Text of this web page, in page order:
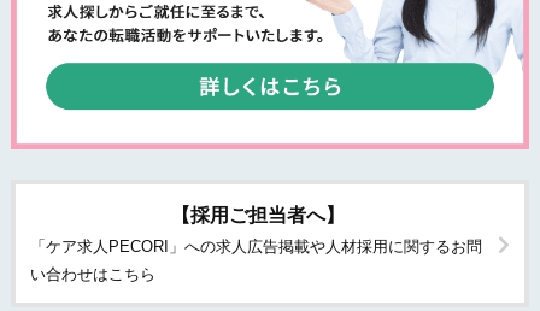
【採用ご担当者へ】
「ケア求人PECORI」への求人広告掲載や人材採用に関するお問
い合わせはこちら